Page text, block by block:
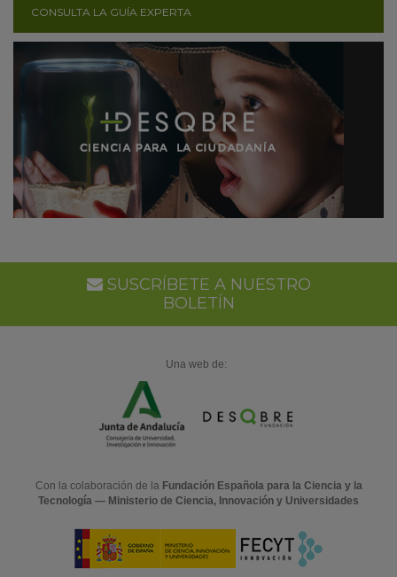
CONSULTA LA GUÍA EXPERTA
SUSCRÍBETE A NUESTRO
BOLETÍN
Una web de:
Con la colaboración de la Fundación Española para la Ciencia y la
Tecnología — Ministerio de Ciencia, Innovación y Universidades